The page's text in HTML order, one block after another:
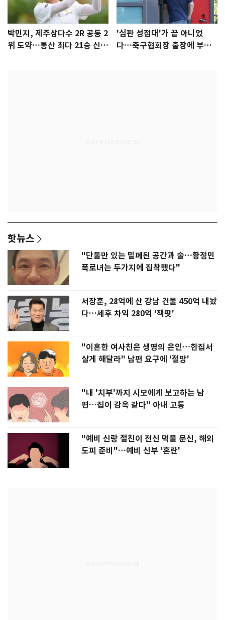
박민지, 제주삼다수 2R 공동 2
위 도약…통산 최다 21승 신기
'심판 성접대'가 끝 아니었
다…축구협회장 출장에 부인
핫뉴스
"단둘만 있는 밀폐된 공간과 술…황정민
폭로녀는 두가지에 집착했다"
서장훈, 28억에 산 강남 건물 450억 내놨
다…세후 차익 280억 '잭팟'
"이혼한 여사친은 생명의 은인…한집서
살게 해달라" 남편 요구에 '절망'
"내 '치부'까지 시모에게 보고하는 남
편…집이 감옥 같다" 아내 고통
"예비 신랑 절친이 전신 먹물 문신, 해외
도피 준비"…예비 신부 '혼란'